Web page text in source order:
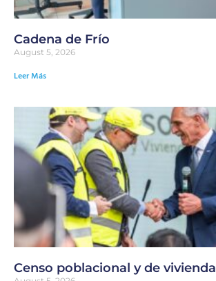
Cadena de Frío
August 5, 2026
Leer Más
Censo poblacional y de vivienda